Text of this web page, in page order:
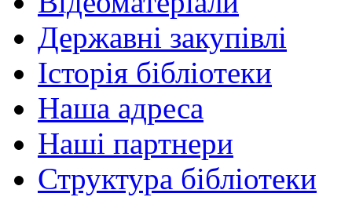
Державні закупівлі
Історія бібліотеки
Наша адреса
Наші партнери
Структура бібліотеки